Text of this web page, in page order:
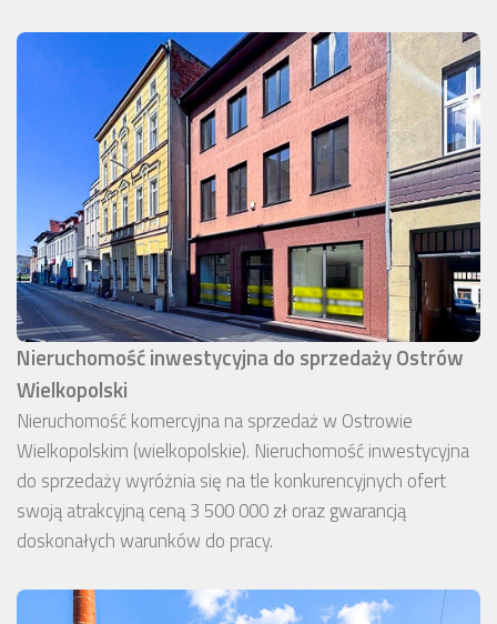
Nieruchomość inwestycyjna do sprzedaży Ostrów
Wielkopolski
Nieruchomość komercyjna na sprzedaż w Ostrowie
Wielkopolskim (wielkopolskie). Nieruchomość inwestycyjna
do sprzedaży wyróżnia się na tle konkurencyjnych ofert
swoją atrakcyjną ceną 3 500 000 zł oraz gwarancją
doskonałych warunków do pracy.